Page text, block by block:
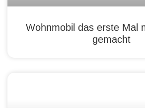
Wohnmobil das erste Mal
gemacht